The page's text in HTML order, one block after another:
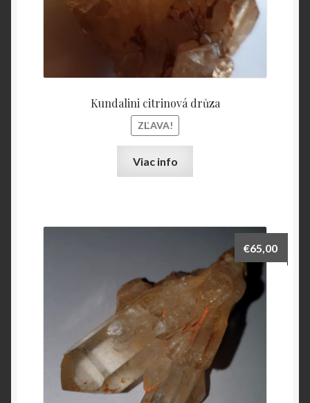
Kundalini citrinová drůza
ZĽAVA!
Viac info
€65,00